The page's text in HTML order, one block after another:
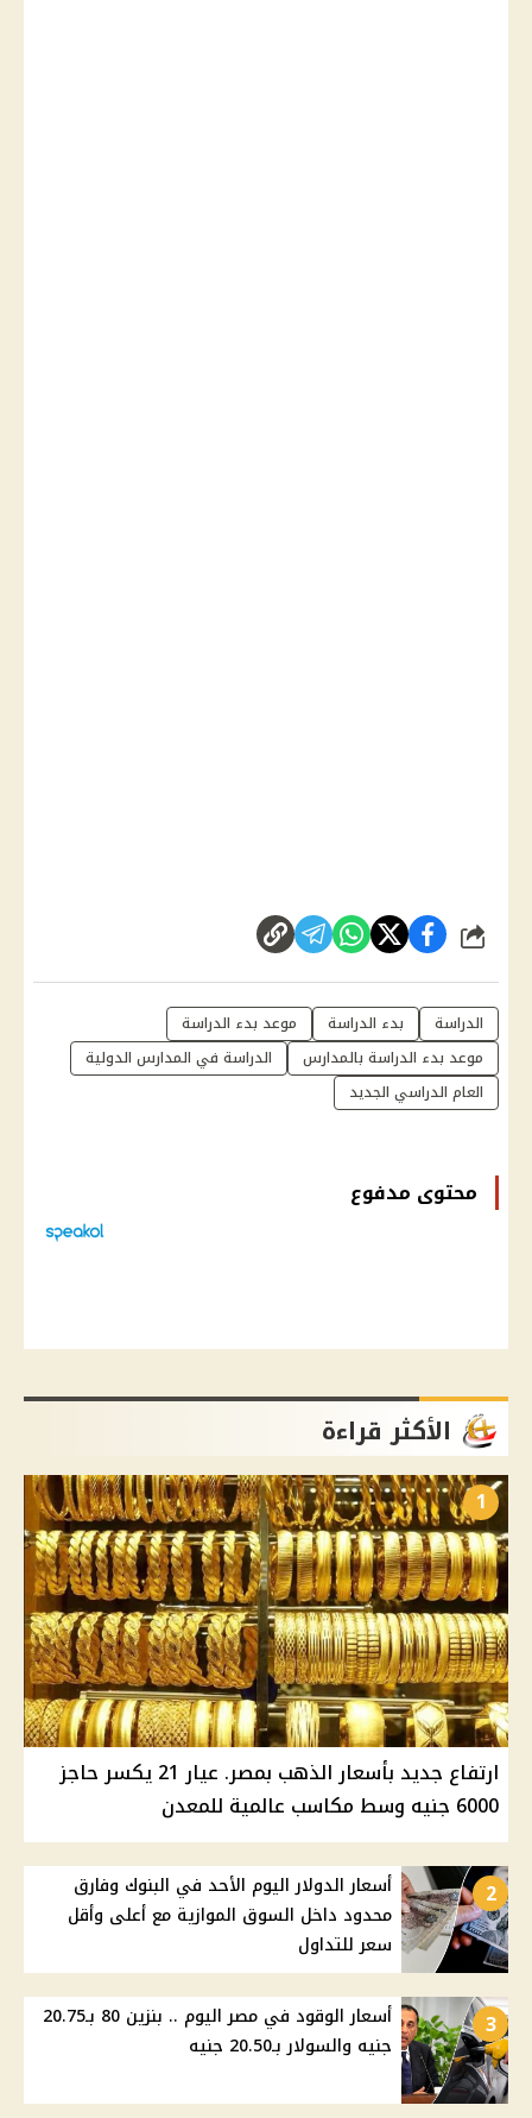
شارك
الدراسة بدء الدراسة
موعد بدء الدراسة
موعد بدء الدراسة بالمدارس
الدراسة في المدارس الدولية
العام الدراسي الجديد
محتوى مدفوع
الأكثر قراءة
1
ارتفاع جديد بأسعار الذهب بمصر. عيار 21 يكسر حاجز
6000 جنيه وسط مكاسب عالمية للمعدن
2
أسعار الدولار اليوم الأحد في البنوك وفارق
محدود داخل السوق الموازية مع أعلى وأقل
سعر للتداول
3
أسعار الوقود في مصر اليوم .. بنزين 80 بـ20.75
جنيه والسولار بـ20.50 جنيه